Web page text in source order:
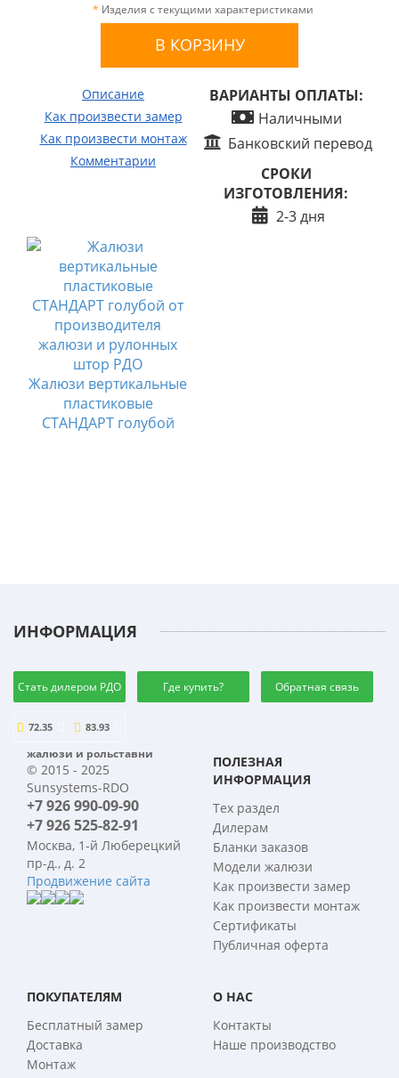
* Изделия с текущими характеристиками
Описание
Как произвести замер
Как произвести монтаж
Комментарии
ВАРИАНТЫ ОПЛАТЫ:
Наличными
Банковский перевод
СРОКИ
ИЗГОТОВЛЕНИЯ:
2-3 дня
Жалюзи вертикальные
пластиковые
СТАНДАРТ голубой
ИНФОРМАЦИЯ
Стать дилером РДО Где купить? Обратная связь
72.35 83.93
жалюзи и рольставни
© 2015 - 2025
Sunsystems-RDO
+7 926 990-09-90
+7 926 525-82-91
Москва, 1-й Люберецкий
пр-д., д. 2
Продвижение сайта
ПОЛЕЗНАЯ
ИНФОРМАЦИЯ
Тех раздел
Дилерам
Бланки заказов
Модели жалюзи
Как произвести замер
Как произвести монтаж
Сертификаты
Публичная оферта
ПОКУПАТЕЛЯМ
Бесплатный замер
Доставка
Монтаж
О НАС
Контакты
Наше производство